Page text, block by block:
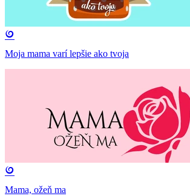
Moja mama varí lepšie ako tvoja
Mama, ožeň ma